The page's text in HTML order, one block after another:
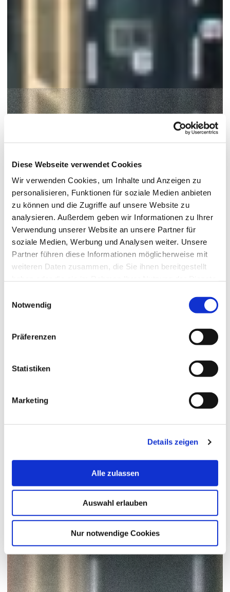
Diese Webseite verwendet Cookies
Wir verwenden Cookies, um Inhalte und Anzeigen zu
personalisieren, Funktionen für soziale Medien anbieten
zu können und die Zugriffe auf unsere Website zu
analysieren. Außerdem geben wir Informationen zu Ihrer
Verwendung unserer Website an unsere Partner für
soziale Medien, Werbung und Analysen weiter. Unsere
Partner führen diese Informationen möglicherweise mit
weiteren Daten zusammen, die Sie ihnen bereitgestellt
Notwendig
Präferenzen
Statistiken
Marketing
Details zeigen
Alle zulassen
Auswahl erlauben
Nur notwendige Cookies